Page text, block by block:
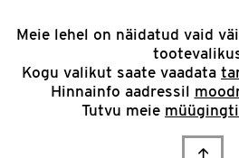
Meie lehel on näidatud vaid
Kogu valikut saate vaadata
Hinnainfo aadressil
Tutvu meie